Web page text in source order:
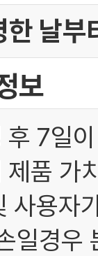
한 날부
보
후 7일
제품 가
사용자
일경우